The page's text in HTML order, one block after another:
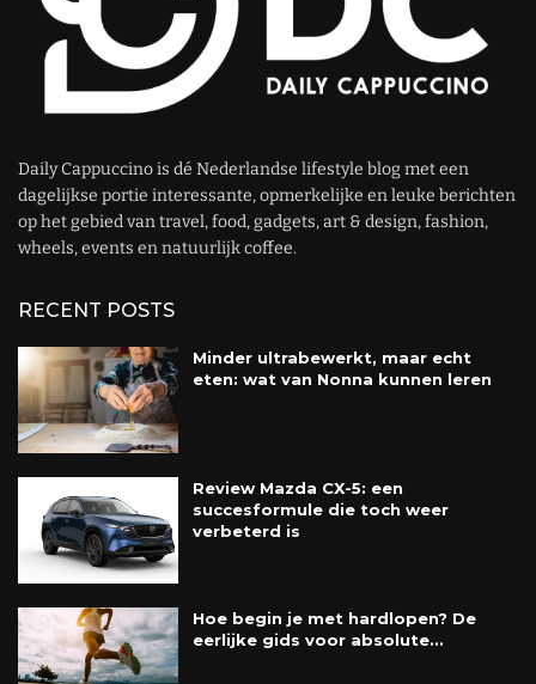
Daily Cappuccino is dé Nederlandse lifestyle blog met een
dagelijkse portie interessante, opmerkelijke en leuke berichten
op het gebied van travel, food, gadgets, art & design, fashion,
wheels, events en natuurlijk coffee.
RECENT POSTS
Minder ultrabewerkt, maar echt
eten: wat van Nonna kunnen leren
Review Mazda CX-5: een
succesformule die toch weer
verbeterd is
Hoe begin je met hardlopen? De
eerlijke gids voor absolute...